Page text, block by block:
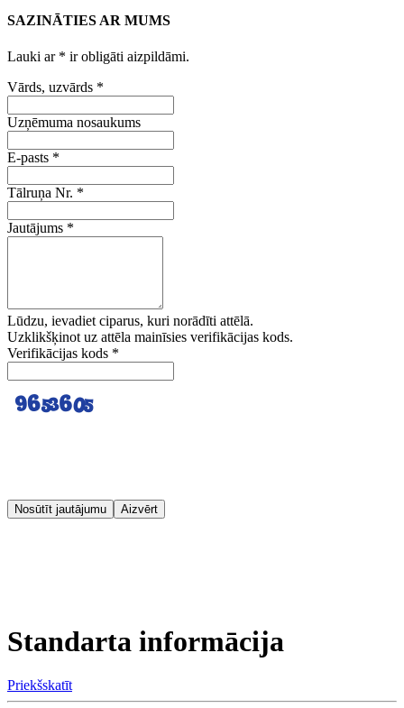
SAZINĀTIES AR MUMS
Lauki ar * ir obligāti aizpildāmi.
Vārds, uzvārds *
Uzņēmuma nosaukums
E-pasts *
Tālruņa Nr. *
Jautājums *
Lūdzu, ievadiet ciparus, kuri norādīti attēlā.
Uzklikšķinot uz attēla mainīsies verifikācijas kods.
Verifikācijas kods *
Nosūtīt jautājumu Aizvērt
Standarta informācija
Priekšskatīt